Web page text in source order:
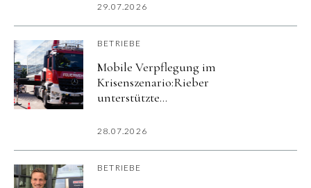
29.07.2026
BETRIEBE
Mobile Verpflegung im
Krisenszenario:Rieber
unterstützte
imurbanharbor Ludwigsburg
28.07.2026
BETRIEBE